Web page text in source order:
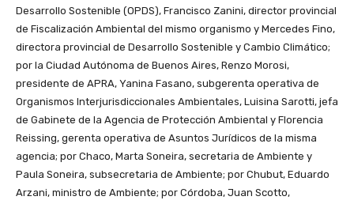
Desarrollo Sostenible (OPDS), Francisco Zanini, director provincial
de Fiscalización Ambiental del mismo organismo y Mercedes Fino,
directora provincial de Desarrollo Sostenible y Cambio Climático;
por la Ciudad Autónoma de Buenos Aires, Renzo Morosi,
presidente de APRA, Yanina Fasano, subgerenta operativa de
Organismos Interjurisdiccionales Ambientales, Luisina Sarotti, jefa
de Gabinete de la Agencia de Protección Ambiental y Florencia
Reissing, gerenta operativa de Asuntos Jurídicos de la misma
agencia; por Chaco, Marta Soneira, secretaria de Ambiente y
Paula Soneira, subsecretaria de Ambiente; por Chubut, Eduardo
Arzani, ministro de Ambiente; por Córdoba, Juan Scotto,